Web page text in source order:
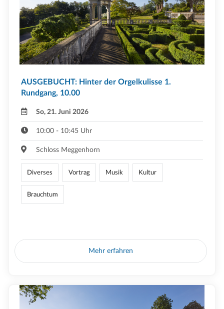
AUSGEBUCHT: Hinter der Orgelkulisse 1.
Rundgang, 10.00
So, 21. Juni 2026
10:00 - 10:45 Uhr
Schloss Meggenhorn
Diverses Vortrag Musik Kultur
Brauchtum
Mehr erfahren